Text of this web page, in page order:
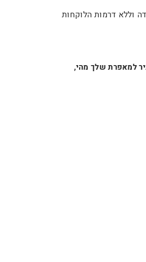
וללא דרמות הלוקחות
למאפרת שלך מהי,